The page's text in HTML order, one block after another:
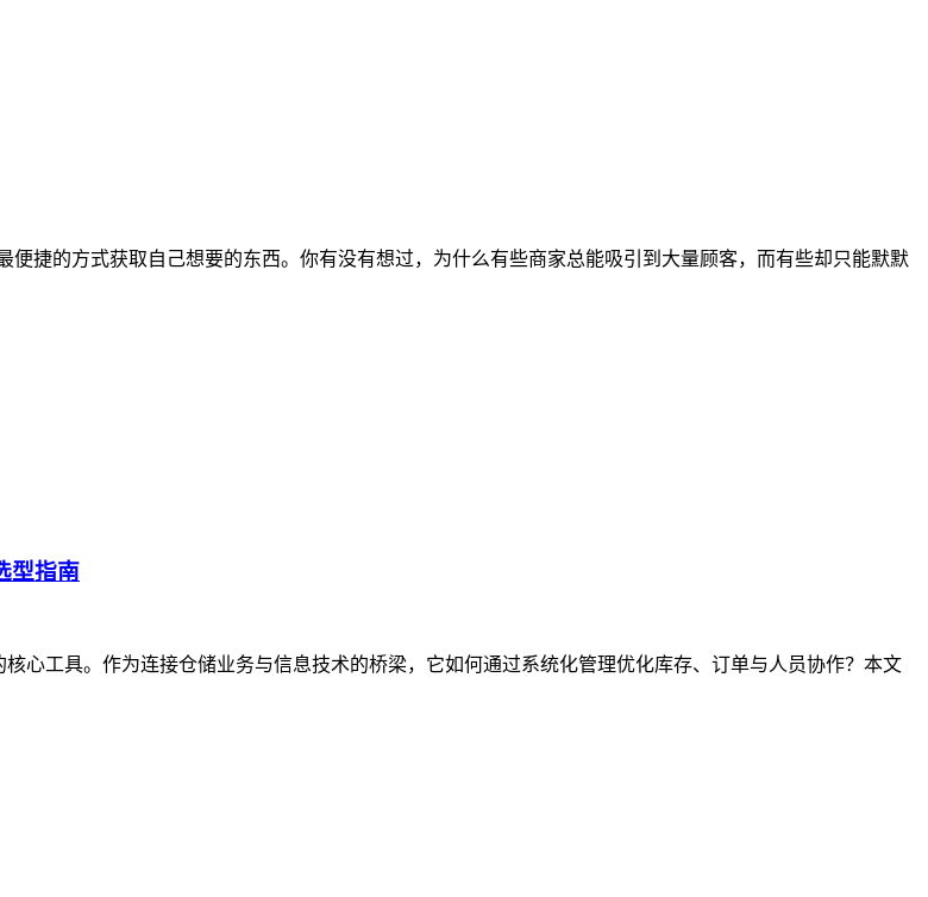
捷的方式获取自己想要的东西。你有没有想过，为什么有些商家总能吸引到大量顾客，而有些却只能默默
型指南
心工具。作为连接仓储业务与信息技术的桥梁，它如何通过系统化管理优化库存、订单与人员协作？本文